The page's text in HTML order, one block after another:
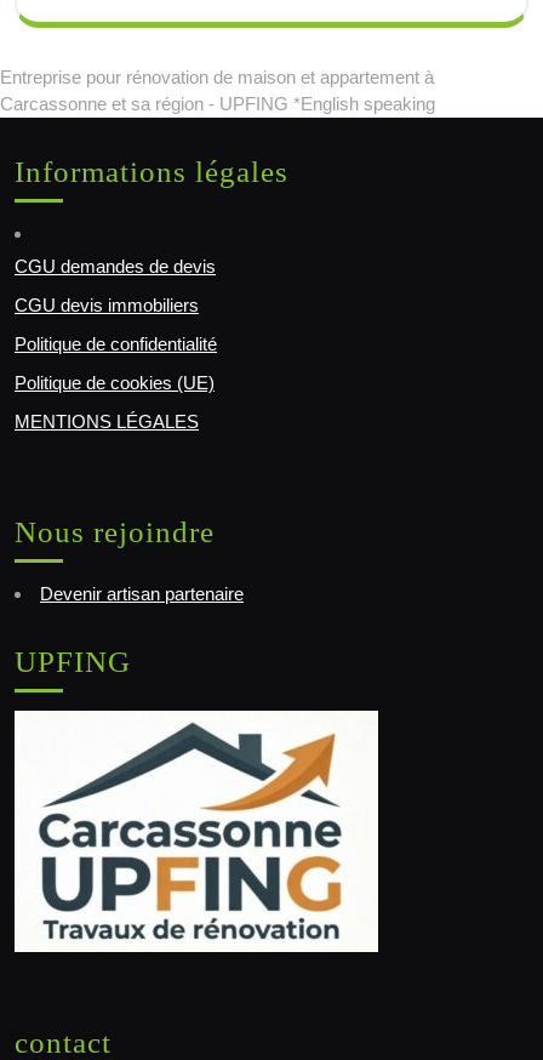
Entreprise pour rénovation de maison et appartement à
Carcassonne et sa région - UPFING *English speaking
Informations légales
CGU demandes de devis
CGU devis immobiliers
Politique de confidentialité
Politique de cookies (UE)
MENTIONS LÉGALES
Nous rejoindre
Devenir artisan partenaire
UPFING
contact